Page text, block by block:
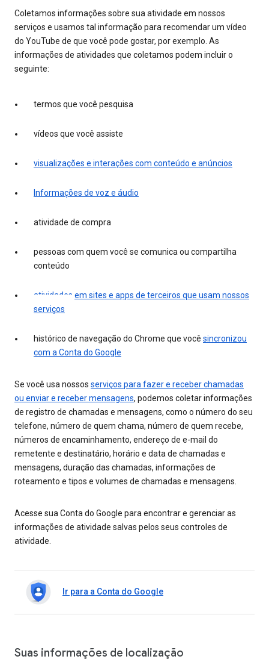
Coletamos informações sobre sua atividade em nossos
serviços e usamos tal informação para recomendar um vídeo
do YouTube de que você pode gostar, por exemplo. As
informações de atividades que coletamos podem incluir o
seguinte:
termos que você pesquisa
vídeos que você assiste
visualizações e interações com conteúdo e anúncios
Informações de voz e áudio
atividade de compra
pessoas com quem você se comunica ou compartilha
conteúdo
atividades em sites e apps de terceiros que usam nossos
serviços
histórico de navegação do Chrome que você sincronizou
com a Conta do Google
Se você usa nossos serviços para fazer e receber chamadas
ou enviar e receber mensagens, podemos coletar informações
de registro de chamadas e mensagens, como o número do seu
telefone, número de quem chama, número de quem recebe,
números de encaminhamento, endereço de e-mail do
remetente e destinatário, horário e data de chamadas e
mensagens, duração das chamadas, informações de
roteamento e tipos e volumes de chamadas e mensagens.
Acesse sua Conta do Google para encontrar e gerenciar as
informações de atividade salvas pelos seus controles de
atividade.
Ir para a Conta do Google
Suas informações de localização